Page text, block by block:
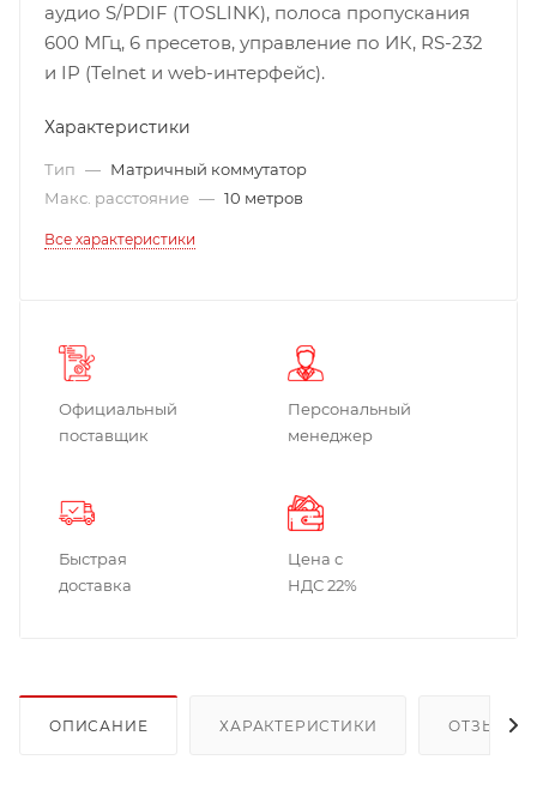
аудио S/PDIF (TOSLINK), полоса пропускания
600 МГц, 6 пресетов, управление по ИК, RS-232
и IP (Telnet и web-интерфейс).
Характеристики
Тип — Матричный коммутатор
Макс. расстояние — 10 метров
Все характеристики
Официальный
поставщик
Персональный
менеджер
Быстрая
доставка
Цена с
НДС 22%
ОПИСАНИЕ ХАРАКТЕРИСТИКИ ОТЗЫВЫ